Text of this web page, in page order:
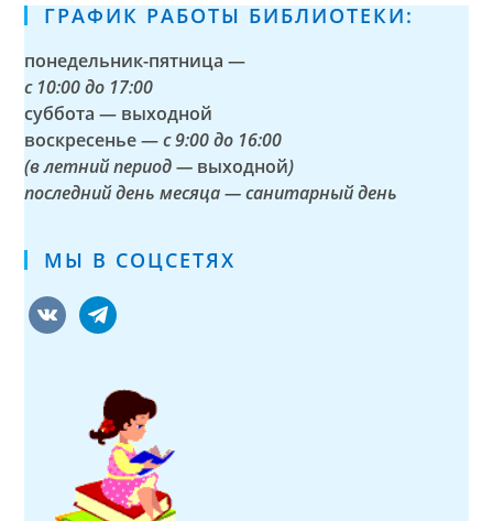
ГРАФИК РАБОТЫ БИБЛИОТЕКИ:
понедельник-пятница —
с 10:00 до 17:00
суббота — выходной
воскресенье —с 9:00 до 16:00
(в летний период — выходной)
последний день месяца — санитарный день
МЫ В СОЦСЕТЯХ
vkontaktetelegram